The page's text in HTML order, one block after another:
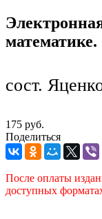
математике.
сост.
175 руб.
Поделиться
После оплаты
доступных